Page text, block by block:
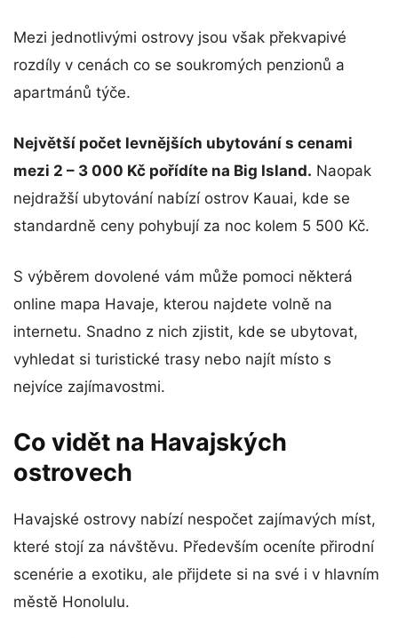
Mezi jednotlivými ostrovy jsou však překvapivé
rozdíly v cenách co se soukromých penzionů a
apartmánů týče.
Největší počet levnějších ubytování s cenami
mezi 2 – 3 000 Kč pořídíte na Big Island. Naopak
nejdražší ubytování nabízí ostrov Kauai, kde se
standardně ceny pohybují za noc kolem 5 500 Kč.
S výběrem dovolené vám může pomoci některá
online mapa Havaje, kterou najdete volně na
internetu. Snadno z nich zjistit, kde se ubytovat,
vyhledat si turistické trasy nebo najít místo s
nejvíce zajímavostmi.
Co vidět na Havajských
ostrovech
Havajské ostrovy nabízí nespočet zajímavých míst,
které stojí za návštěvu. Především oceníte přirodní
scenérie a exotiku, ale přijdete si na své i v hlavním
městě Honolulu.